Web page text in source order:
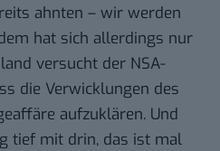
ahnten – wir werden
hat sich allerdings nur
versucht der NSA-
die Verwicklungen des
aufzuklären. Und
tief mit drin, das ist mal